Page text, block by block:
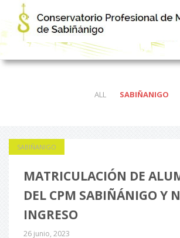
ALL SABIÑANIGO
SABIÑANIGO
MATRICULACIÓN DE
DEL CPM SABIÑÁNIGO Y
INGRESO
26 junio, 2023